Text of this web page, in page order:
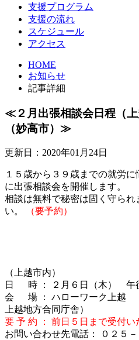
支援プログラム
支援の流れ
スケジュール
アクセス
HOME
お知らせ
記事詳細
≪２月出張相談会日程（上
（妙高市）≫
更新日：2020年01月24日
１５歳から３９歳までの就労
に出張相談会を開催します。
相談は無料で秘密は固く守ら
い。
（要予約）
（上越市内）
日 時 ： ２月６日（木） 午
会 場 ： ハローワーク上越
上越地方合同庁舎）
要 予 約 ： 前日５日まで受付い
お問い合わせ先電話： ０２５